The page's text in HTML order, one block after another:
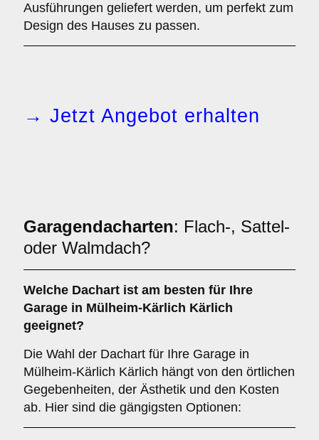
Ausführungen geliefert werden, um perfekt zum
Design des Hauses zu passen.
→ Jetzt Angebot erhalten
Garagendacharten: Flach-, Sattel-
oder Walmdach?
Welche Dachart ist am besten für Ihre
Garage in Mülheim-Kärlich Kärlich
geeignet?
Die Wahl der Dachart für Ihre Garage in
Mülheim-Kärlich Kärlich hängt von den örtlichen
Gegebenheiten, der Ästhetik und den Kosten
ab. Hier sind die gängigsten Optionen: